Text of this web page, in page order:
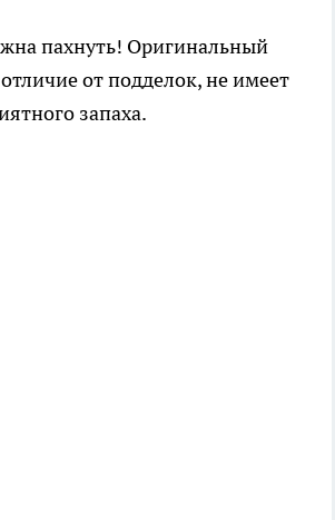
пахнуть! Оригинальный
от подделок, не имеет
запаха.